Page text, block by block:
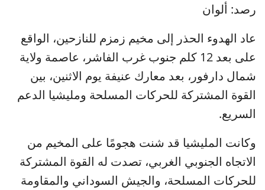
رصد: ألوان
عاد الهدوء الحذر إلى مخيم زمزم للنازحين، الواقع
على بعد 12 كلم جنوب غرب الفاشر، عاصمة ولاية
شمال دارفور، بعد معارك عنيفة يوم الاثنين، بين
القوة المشتركة للحركات المسلحة ومليشيا الدعم
السريع.
وكانت المليشيا قد شنت هجومًا على المخيم من
الاتجاه الجنوبي الغربي، تصدت له القوة المشتركة
للحركات المسلحة، والجيش السوداني والمقاومة